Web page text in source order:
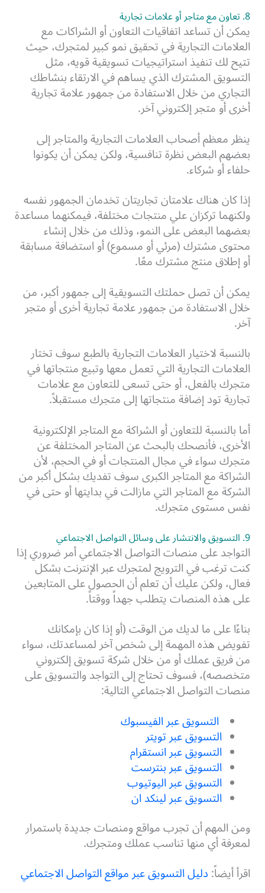
8. تعاون مع متاجر أو علامات تجارية
يمكن أن تساعد اتفاقيات التعاون أو الشراكات مع
العلامات التجارية في تحقيق نمو كبير لمتجرك، حيث
تتيح لك تنفيذ استراتيجيات تسويقية قويه، مثل
التسويق المشترك الذي يساهم في الارتقاء بنشاطك
التجاري من خلال الاستفادة من جمهور علامة تجارية
أخرى أو متجر إلكتروني آخر.
ينظر معظم أصحاب العلامات التجارية والمتاجر إلى
بعضهم البعض نظرة تنافسية، ولكن يمكن أن يكونوا
حلفاء أو شركاء.
إذا كان هناك علامتان تجاريتان تخدمان الجمهور نفسه
ولكنهما تركزان علي منتجات مختلفة، فيمكنهما مساعدة
بعضهما البعض على النمو، وذلك من خلال إنشاء
محتوى مشترك (مرئي أو مسموع) أو استضافة مسابقة
أو إطلاق منتج مشترك معًا.
يمكن أن تصل حملتك التسويقية إلى جمهور أكبر، من
خلال الاستفادة من جمهور علامة تجارية أخرى أو متجر
آخر.
بالنسبة لاختيار العلامات التجارية بالطبع سوف تختار
العلامات التجارية التي تعمل معها وتبيع منتجاتها في
متجرك بالفعل، أو حتى تسعى للتعاون مع علامات
تجارية تود إضافة منتجاتها إلى متجرك مستقبلاً.
أما بالنسبة للتعاون أو الشراكة مع المتاجر الإلكترونية
الأخرى، فأنصحك بالبحث عن المتاجر المختلفة عن
متجرك سواء في مجال المنتجات أو في الحجم، لأن
الشراكة مع المتاجر الكبرى سوف تفديك بشكل أكبر من
الشركة مع المتاجر التي مازالت في بدايتها أو حتى في
نفس مستوى متجرك.
9. التسويق والانتشار على وسائل التواصل الاجتماعي
التواجد على منصات التواصل الاجتماعي أمر ضروري إذا
كنت ترغب في الترويج لمتجرك عبر الإنترنت بشكل
فعال، ولكن عليك أن تعلم أن الحصول على المتابعين
على هذه المنصات يتطلب جهداً ووقتاً.
بناءًا على ما لديك من الوقت (أو إذا كان بإمكانك
تفويض هذه المهمة إلى شخص آخر لمساعدتك، سواء
من فريق عملك أو من خلال شركة تسويق إلكتروني
متخصصه)، فسوف تحتاج إلى التواجد والتسويق على
منصات التواصل الاجتماعي التالية:
التسويق عبر الفيسبوك
التسويق عبر تويتر
التسويق عبر انستقرام
التسويق عبر بنترست
التسويق عبر اليوتيوب
التسويق عبر لينكد ان
ومن المهم أن تجرب مواقع ومنصات جديدة باستمرار
لمعرفة أي منها تناسب عملك ومتجرك.
اقرأ أيضاً:دليل التسويق عبر مواقع التواصل الاجتماعي